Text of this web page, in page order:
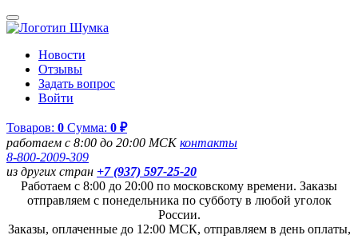
Новости
Отзывы
Задать вопрос
Войти
Товаров: 0 Сумма: 0 ₽
работаем с 8:00 до 20:00 МСКконтакты
8-800-2009-309
из других стран +7 (937) 597-25-20
Работаем с 8:00 до 20:00 по московскому времени. Заказы
отправляем с понедельника по субботу в любой уголок
России.
Заказы, оплаченные до 12:00 МСК, отправляем в день оплаты,